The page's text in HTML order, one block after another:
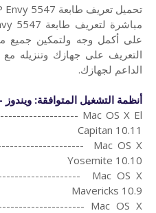
على أكمل وجه ولتمكين جميع
التعريف على جهازك وتنزيله
الداعم لجهازك.
أنظمة التشغيل المتوافقة:
Mac OS X El
Capitan 10.11
Mac OS X
Yosemite 10.10
Mac OS X
Mavericks 10.9
Mac OS X